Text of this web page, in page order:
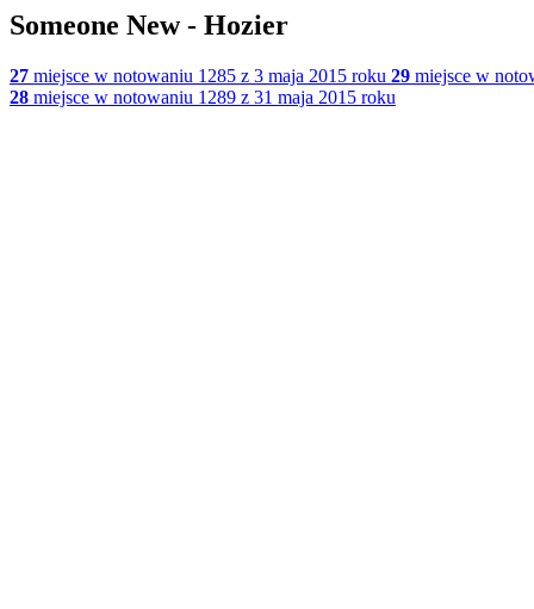
Someone New - Hozier
27 miejsce w notowaniu 1285 z 3 maja 2015 roku 29 miejsce w
28 miejsce w notowaniu 1289 z 31 maja 2015 roku